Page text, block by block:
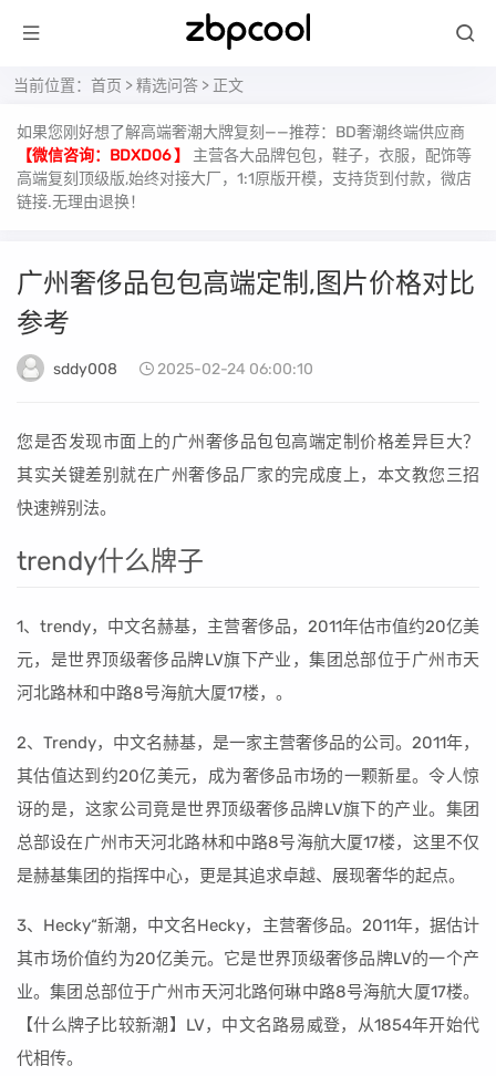
当前位置： 首页 >精选问答 > 正文
如果您刚好想了解高端奢潮大牌复刻——推荐：BD奢潮终端供应商
【微信咨询：BDXD06 】
主营各大品牌包包，鞋子，衣服，配饰等
高端复刻顶级版,始终对接大厂，1:1原版开模，支持货到付款，微店
链接.无理由退换！
广州奢侈品包包高端定制,图片价格对比
参考
sddy008 2025-02-24 06:00:10
您是否发现市面上的广州奢侈品包包高端定制价格差异巨大？
其实关键差别就在广州奢侈品厂家的完成度上，本文教您三招
快速辨别法。
trendy什么牌子
1、trendy，中文名赫基，主营奢侈品，2011年估市值约20亿美
元，是世界顶级奢侈品牌LV旗下产业，集团总部位于广州市天
河北路林和中路8号海航大厦17楼，。
2、Trendy，中文名赫基，是一家主营奢侈品的公司。2011年，
其估值达到约20亿美元，成为奢侈品市场的一颗新星。令人惊
讶的是，这家公司竟是世界顶级奢侈品牌LV旗下的产业。集团
总部设在广州市天河北路林和中路8号海航大厦17楼，这里不仅
是赫基集团的指挥中心，更是其追求卓越、展现奢华的起点。
3、Hecky“新潮，中文名Hecky，主营奢侈品。2011年，据估计
其市场价值约为20亿美元。它是世界顶级奢侈品牌LV的一个产
业。集团总部位于广州市天河北路何琳中路8号海航大厦17楼。
【什么牌子比较新潮】LV，中文名路易威登，从1854年开始代
代相传。